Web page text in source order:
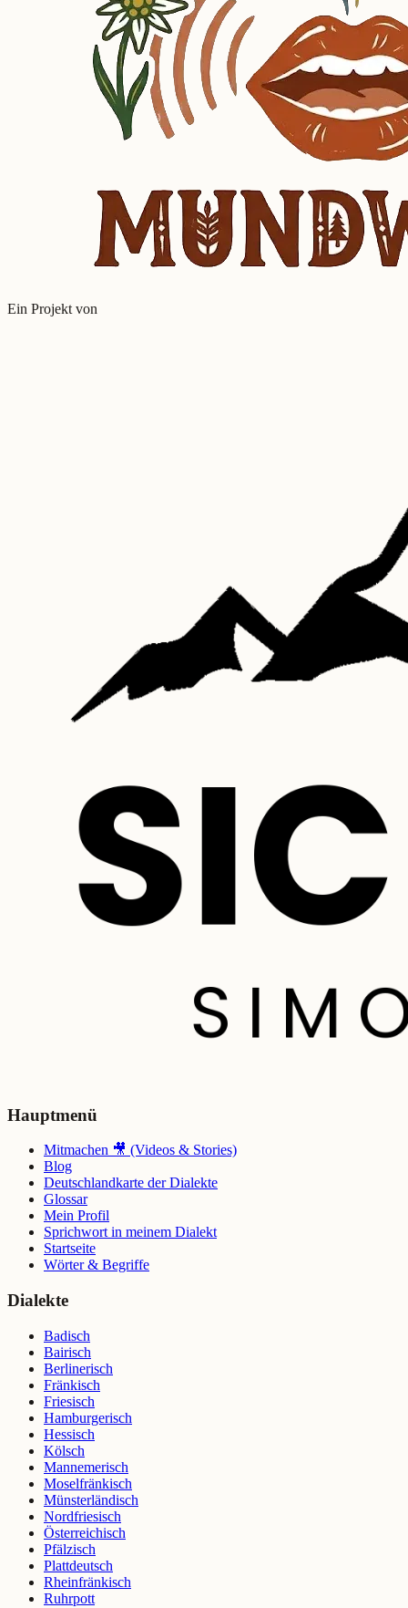
Ein Projekt von
Hauptmenü
Mitmachen 🎥 (Videos & Stories)
Blog
Deutschlandkarte der Dialekte
Glossar
Mein Profil
Sprichwort in meinem Dialekt
Startseite
Wörter & Begriffe
Dialekte
Badisch
Bairisch
Berlinerisch
Fränkisch
Friesisch
Hamburgerisch
Hessisch
Kölsch
Mannemerisch
Moselfränkisch
Münsterländisch
Nordfriesisch
Österreichisch
Pfälzisch
Plattdeutsch
Rheinfränkisch
Ruhrpott